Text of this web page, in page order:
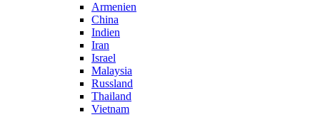
Armenien
China
Indien
Iran
Israel
Malaysia
Russland
Thailand
Vietnam